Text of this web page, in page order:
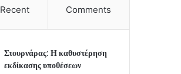
Recent Comments
Στουρνάρας: Η καθυστέρηση
εκδίκασης υποθέσεων